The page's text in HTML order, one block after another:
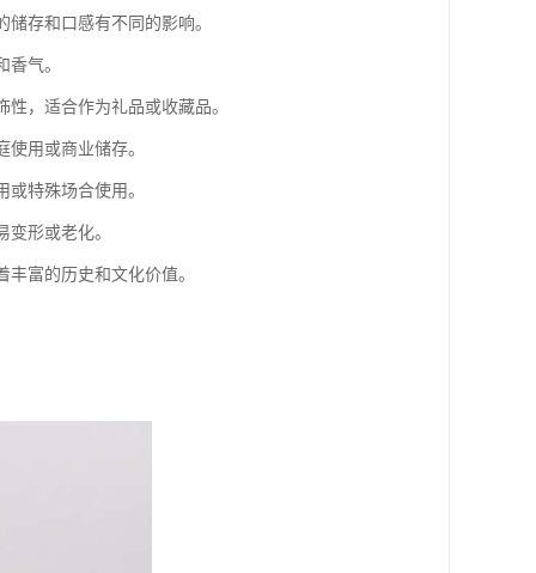
存和口感有不同的影响。
气。
，适合作为礼品或收藏品。
用或商业储存。
特殊场合使用。
形或老化。
富的历史和文化价值。